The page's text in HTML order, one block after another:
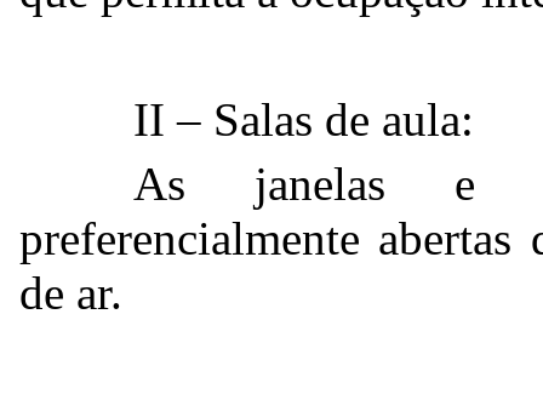
II – Salas de aula:
As janelas e
preferencialmente
de ar.